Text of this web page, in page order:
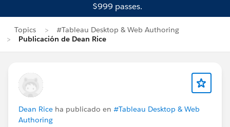
$999 passes.
Topics
#Tableau Desktop & Web Authoring
Publicación de Dean Rice
Dean Rice ha publicado en #Tableau Desktop & Web
Authoring